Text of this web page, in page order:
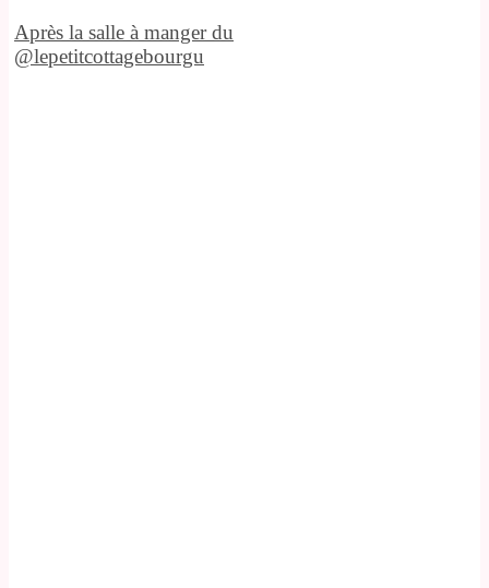
Après la salle à manger du
@lepetitcottagebourgu